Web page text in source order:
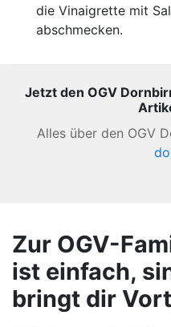
die Vinaigrette mit
abschmecken.
Jetzt den OGV
Alles über den OGV
Zur OGV-
ist einfach,
bringt dir